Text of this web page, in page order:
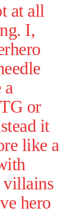
at all
I,
a
or
it
like a
villains
hero